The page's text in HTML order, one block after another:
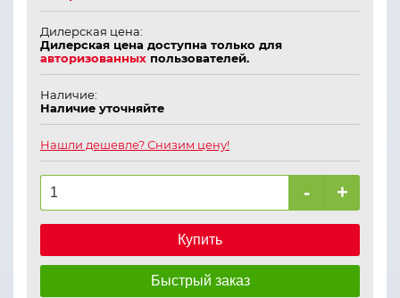
Дилерская цена:
Дилерская цена доступна только для
авторизованных пользователей.
Наличие:
Наличие уточняйте
Нашли дешевле? Снизим цену!
- +
Купить
Быстрый заказ